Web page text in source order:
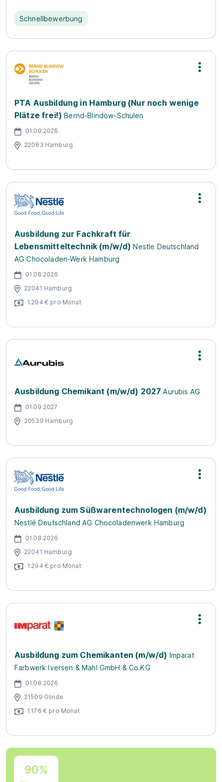
Schnellbewerbung
PTA Ausbildung in Hamburg (Nur noch wenige
Plätze frei!) Bernd-Blindow-Schulen
01.09.2026
22083 Hamburg
Ausbildung zur Fachkraft für
Lebensmitteltechnik (m/w/d)Nestle Deutschland
AG Chocoladen-Werk Hamburg
01.08.2026
22041 Hamburg
1.294 € pro Monat
Ausbildung Chemikant (m/w/d) 2027 Aurubis AG
01.09.2027
20539 Hamburg
Ausbildung zum Süßwarentechnologen (m/w/d)
Nestlé Deutschland AG Chocoladenwerk Hamburg
01.08.2026
22041 Hamburg
1.294 € pro Monat
Ausbildung zum Chemikanten (m/w/d) Imparat
Farbwerk Iversen & Mähl GmbH & Co.KG
01.08.2026
21509 Glinde
1.176 € pro Monat
90%